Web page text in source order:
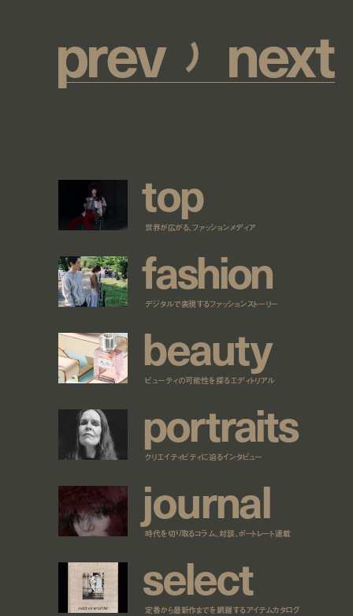
prev next
top
世界が広がる、ファッションメディア
fashion
デジタルで表現するファッションストーリー
beauty
ビューティの可能性を探るエディトリアル
portraits
クリエイティビティに迫るインタビュー
journal
時代を切り取るコラム、対談、ポートレート連載
select
定番から最新作までを網羅するアイテムカタログ